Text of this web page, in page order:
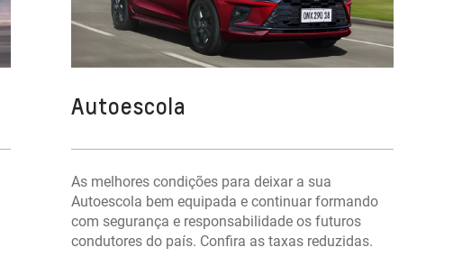
Autoescola
As melhores condições para deixar a sua
Autoescola bem equipada e continuar formando
com segurança e responsabilidade os futuros
condutores do país. Confira as taxas reduzidas.